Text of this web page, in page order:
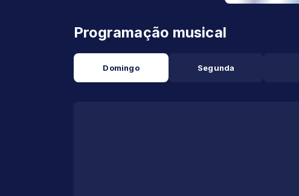
Programação musical
Domingo Segunda